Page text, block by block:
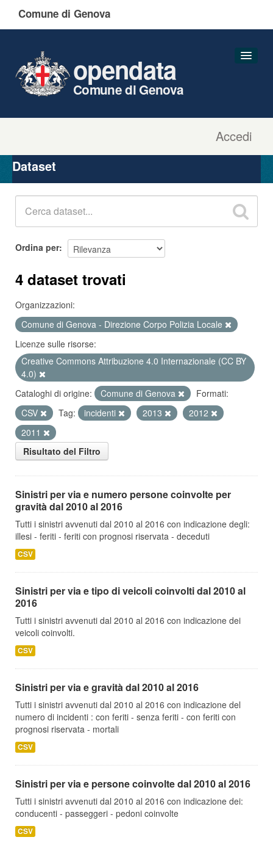
Comune di Genova
Accedi
opendata
Comune di Genova
Organizzazioni
Gruppi
Dataset
Ordina per
4 dataset trovati
Organizzazioni:
Comune di Genova - Direzione Corpo Polizia Locale
Licenze sulle risorse:
Creative Commons Attribuzione 4.0 Internazionale (CC BY
4.0)
Cataloghi di origine:
Comune di Genova
Formati:
CSV
Tag: incidenti 2013
2012
2011
Risultato del Filtro
Sinistri per via e numero persone coinvolte per
gravità dal 2010 al 2016
Tutti i sinistri avvenuti dal 2010 al 2016 con indicazione degli:
illesi - feriti - feriti con prognosi riservata - deceduti
CSV
Sinistri per via e tipo di veicoli coinvolti dal 2010 al
2016
Tutti i sinistri avvenuti dal 2010 al 2016 con indicazione dei
veicoli coinvolti.
CSV
Sinistri per via e gravità dal 2010 al 2016
Tutti i sinistri avvenuti dal 2010 al 2016 con indicazione del
numero di incidenti : con feriti - senza feriti - con feriti con
prognosi riservata - mortali
CSV
Sinistri per via e persone coinvolte dal 2010 al 2016
Tutti i sinistri avvenuti dal 2010 al 2016 con indicazione dei:
conducenti - passeggeri - pedoni coinvolte
CSV